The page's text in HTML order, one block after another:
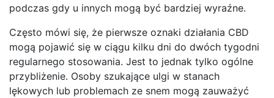
podczas gdy u innych mogą być bardziej wyraźne.
Często mówi się, że pierwsze oznaki działania CBD
mogą pojawić się w ciągu kilku dni do dwóch tygodni
regularnego stosowania. Jest to jednak tylko ogólne
przybliżenie. Osoby szukające ulgi w stanach
lękowych lub problemach ze snem mogą zauważyć